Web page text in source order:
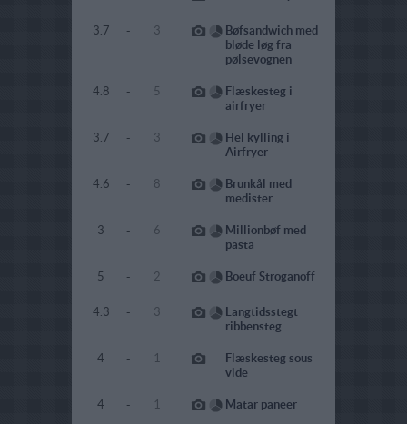
3.7 - 3
Bøfsandwich med
bløde løg fra
pølsevognen
4.8 - 5
Flæskesteg i
airfryer
3.7 - 3
Hel kylling i
Airfryer
4.6 - 8
Brunkål med
medister
3 - 6
Millionbøf med
pasta
5 - 2 Boeuf Stroganoff
4.3 - 3
Langtidsstegt
ribbensteg
4 - 1
Flæskesteg sous
vide
4 - 1 Matar paneer